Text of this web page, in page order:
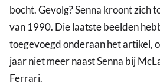
bocht. Gevolg? Senna kroont zich
van 1990. Die laatste beelden
toegevoegd onderaan het artikel,
jaar niet meer naast Senna bij
Ferrari.